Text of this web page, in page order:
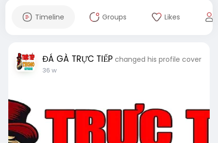
Timeline Groups Likes
ĐÁ GÀ TRỰC TIẾP changed his profile cover
36 w